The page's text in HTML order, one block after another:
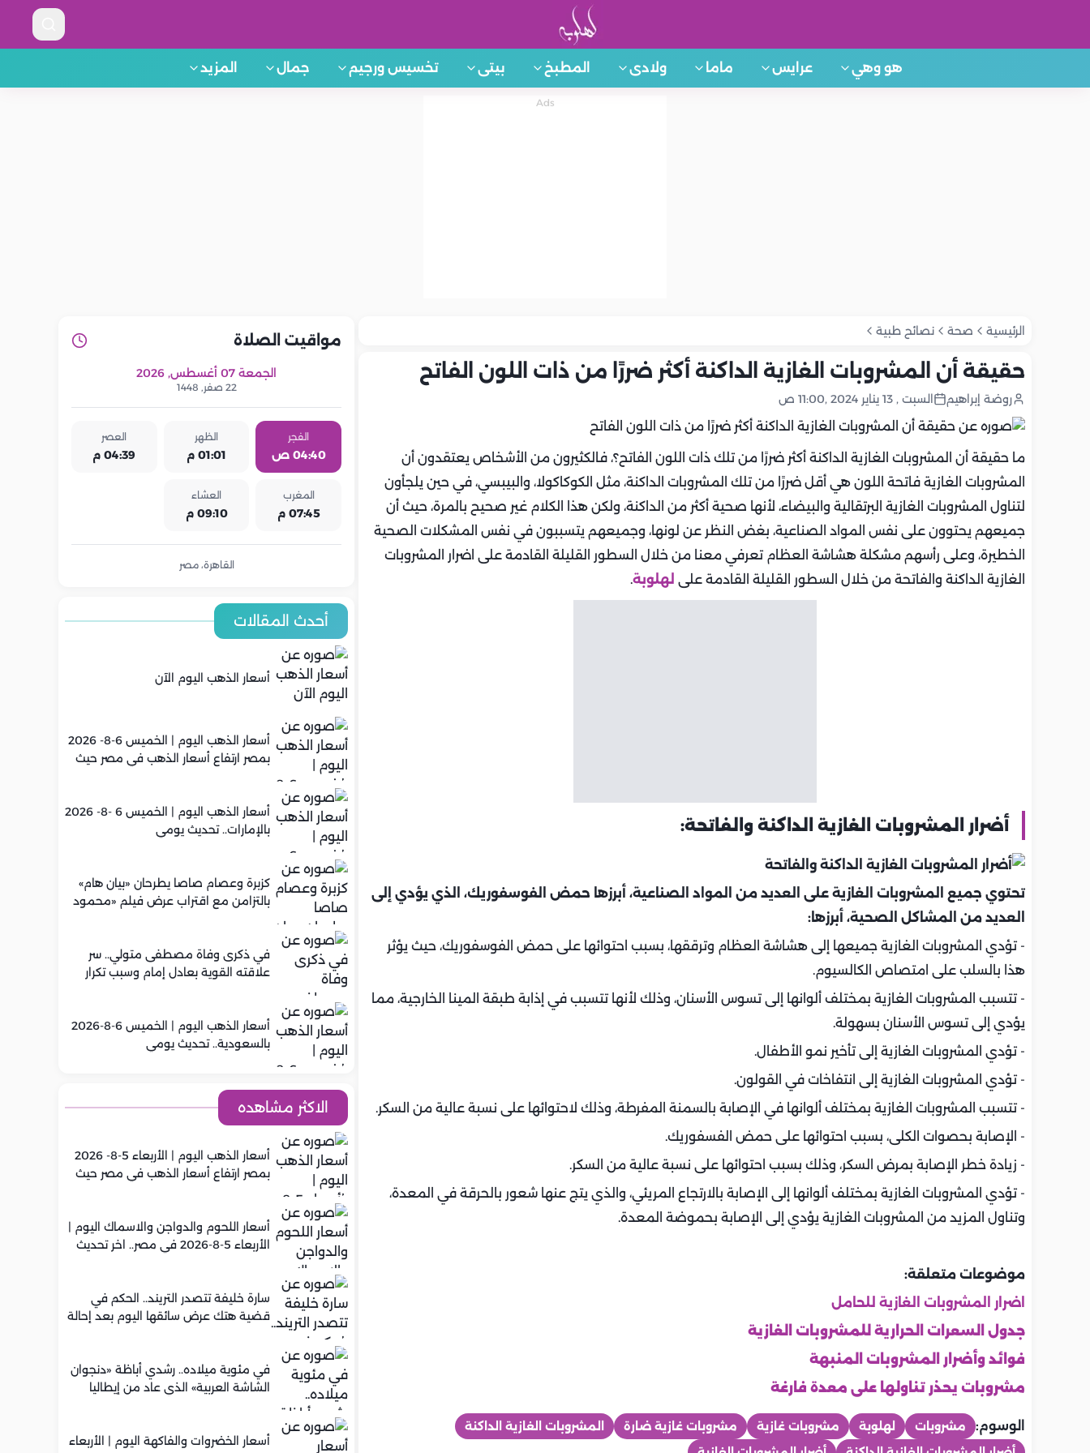
هو وهي عرايس ماما ولادى المطبخ بيتى تخسيس ورجيم جمال المزيد
الرئيسية صحة نصائح طبية
حقيقة أن المشروبات الغازية الداكنة أكثر ضررًا من ذات اللون الفاتح
روضة إبراهيم السبت , 13 يناير 2024 ,11:00 ص
ما حقيقة أن المشروبات الغازية الداكنة أكثر ضررًا من تلك ذات اللون الفاتح؟، فالكثيرون من الأشخاص يعتقدون أن
المشروبات الغازية فاتحة اللون هي أقل ضررًا من تلك المشروبات الداكنة، مثل الكوكاكولا، والبيبسي، في حين يلجأون
لتناول المشروبات الغازية البرتقالية والبيضاء، لأنها صحية أكثر من الداكنة، ولكن هذا الكلام غير صحيح بالمرة، حيث أن
جميعهم يحتوون على نفس المواد الصناعية، بغض النظر عن لونها، وجميعهم يتسببون في نفس المشكلات الصحية
الخطيرة، وعلى رأسهم مشكلة هشاشة العظام تعرفي معنا من خلال السطور القليلة القادمة على اضرار المشروبات
الغازية الداكنة والفاتحة من خلال السطور القليلة القادمة على لهلوبة.
أضرار المشروبات الغازية الداكنة والفاتحة:
تحتوي جميع المشروبات الغازية على العديد من المواد الصناعية، أبرزها حمض الفوسفوريك، الذي يؤدي إلى
العديد من المشاكل الصحية، أبرزها:
- تؤدي المشروبات الغازية جميعها إلى هشاشة العظام وترققها، بسبب احتوائها على حمض الفوسفوريك، حيث يؤثر
هذا بالسلب على امتصاص الكالسيوم.
- تتسبب المشروبات الغازية بمختلف ألوانها إلى تسوس الأسنان، وذلك لأنها تتسبب في إذابة طبقة المينا الخارجية، مما
يؤدي إلى تسوس الأسنان بسهولة.
- تؤدي المشروبات الغازية إلى تأخير نمو الأطفال.
- تؤدي المشروبات الغازية إلى انتفاخات في القولون.
- تتسبب المشروبات الغازية بمختلف ألوانها في الإصابة بالسمنة المفرطة، وذلك لاحتوائها على نسبة عالية من السكر.
- الإصابة بحصوات الكلى، بسبب احتوائها على حمض الفسفوريك.
- زيادة خطر الإصابة بمرض السكر، وذلك بسبب احتوائها على نسبة عالية من السكر.
- تؤدي المشروبات الغازية بمختلف ألوانها إلى الإصابة بالارتجاع المريئي، والذي يتج عنها شعور بالحرقة في المعدة،
وتناول المزيد من المشروبات الغازية يؤدي إلى الإصابة بحموضة المعدة.
موضوعات متعلقة:
اضرار المشروبات الغازية للحامل
جدول السعرات الحرارية للمشروبات الغازية
فوائد وأضرار المشروبات المنبهة
مشروبات يحذر تناولها على معدة فارغة
الوسوم: مشروبات لهلوبة مشروبات غازية مشروبات غازية ضارة
المشروبات الغازية الداكنة
مواقيت الصلاة
الجمعة 07 أغسطس, 2026
22 صفر, 1448
الفجر
04:40 ص
الظهر
01:01 م
العصر
04:39 م
المغرب
07:45 م
العشاء
09:10 م
القاهرة، مصر
أحدث المقالات
أسعار الذهب اليوم الآن
أسعار الذهب اليوم | الخميس 6-8- 2026
بمصر ارتفاع أسعار الذهب في مصر حيث
أسعار الذهب اليوم | الخميس 6 -8- 2026
بالإمارات.. تحديث يومي
كزبرة وعصام صاصا يطرحان «بيان هام»
بالتزامن مع اقتراب عرض فيلم «محمود
في ذكرى وفاة مصطفى متولي.. سر
علاقته القوية بعادل إمام وسبب تكرار
أسعار الذهب اليوم | الخميس 6-8-2026
بالسعودية.. تحديث يومي
الاكثر مشاهده
أسعار الذهب اليوم | الأربعاء 5-8- 2026
بمصر ارتفاع أسعار الذهب في مصر حيث
أسعار اللحوم والدواجن والاسماك اليوم |
الأربعاء 5-8-2026 في مصر.. اخر تحديث
سارة خليفة تتصدر التريند.. الحكم في
قضية هتك عرض سائقها اليوم بعد إحالة
في مئوية ميلاده.. رشدي أباظة «دنجوان
الشاشة العربية» الذي عاد من إيطاليا
أسعار الخضروات والفاكهة اليوم | الأربعاء